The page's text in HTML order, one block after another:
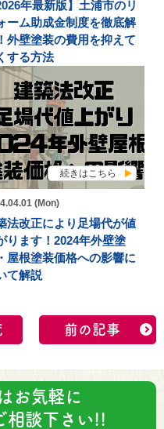
年最新版】土浦市のリ
ーム助成金制度を徹底解
外壁塗装の費用を抑えて
する方法
続きはこちら
(Mon)
法改正により足場代が値
ります！2024年外壁塗
屋根塗装価格への影響に
て解説
前の記事
お気軽に
相談下さい!!